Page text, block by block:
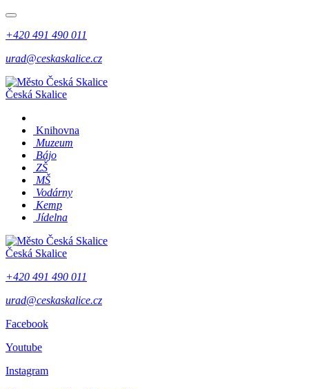
+420 491 490 011
urad@ceskaskalice.cz
Česká Skalice
Knihovna
Muzeum
Bájo
ZŠ
MŠ
Vodárny
Kemp
Jídelna
Česká Skalice
+420 491 490 011
urad@ceskaskalice.cz
Facebook
Youtube
Instagram